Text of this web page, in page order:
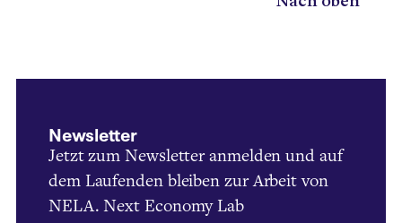
Newsletter
Jetzt zum Newsletter anmelden und auf
dem Laufenden bleiben zur Arbeit von
NELA. Next Economy Lab